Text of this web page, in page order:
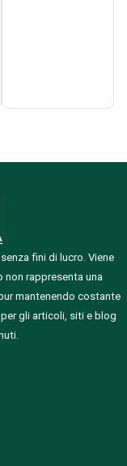
fini di lucro. Viene
rappresenta una
mantenendo costante
gli articoli, siti e blog